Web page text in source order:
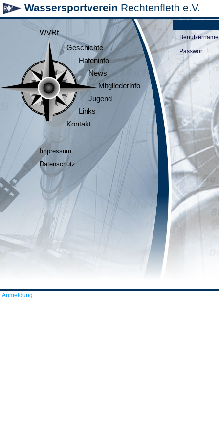
Wassersportverein Rechtenfleth e.V.
WVRf
Geschichte
Hafeninfo
News
Mitgliederinfo
Jugend
Links
Kontakt
Impressum
Datenschutz
Benutzername
Passwort
Anmeldung